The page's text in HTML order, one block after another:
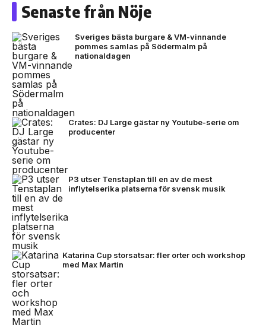
Senaste från Nöje
Sveriges bästa burgare & VM-vinnande
pommes samlas på Södermalm på
nationaldagen
Crates: DJ Large gästar ny Youtube-serie om
producenter
P3 utser Tenstaplan till en av de mest
inflytelserika platserna för svensk musik
Katarina Cup storsatsar: fler orter och workshop
med Max Martin